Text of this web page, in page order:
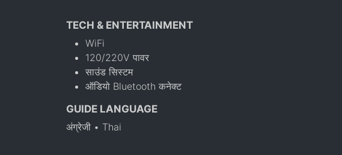
TECH & ENTERTAINMENT
WiFi
120/220V पावर
साउंड सिस्टम
ऑडियो Bluetooth कनेक्ट
GUIDE LANGUAGE
अंग्रेजी • Thai